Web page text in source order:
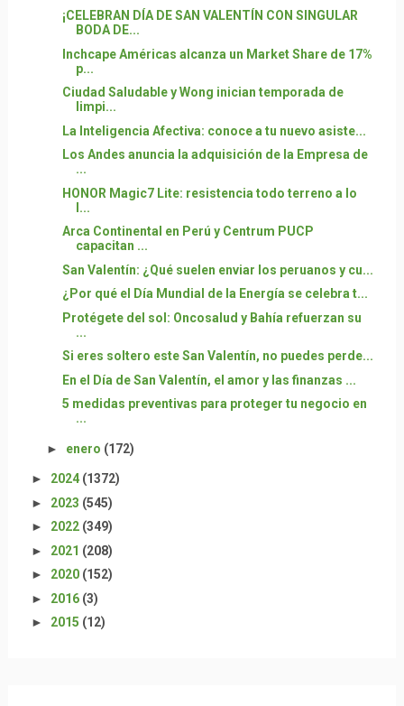
¡CELEBRAN DÍA DE SAN VALENTÍN CON SINGULAR
BODA DE...
Inchcape Américas alcanza un Market Share de 17%
p...
Ciudad Saludable y Wong inician temporada de
limpi...
La Inteligencia Afectiva: conoce a tu nuevo asiste...
Los Andes anuncia la adquisición de la Empresa de
...
HONOR Magic7 Lite: resistencia todo terreno a lo
l...
Arca Continental en Perú y Centrum PUCP
capacitan ...
San Valentín: ¿Qué suelen enviar los peruanos y cu...
¿Por qué el Día Mundial de la Energía se celebra t...
Protégete del sol: Oncosalud y Bahía refuerzan su
...
Si eres soltero este San Valentín, no puedes perde...
En el Día de San Valentín, el amor y las finanzas ...
5 medidas preventivas para proteger tu negocio en
...
► enero (172)
► 2024 (1372)
► 2023 (545)
► 2022 (349)
► 2021 (208)
► 2020 (152)
► 2016 (3)
► 2015 (12)